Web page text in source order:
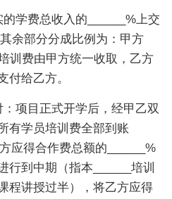
学费总收入的______%上交
余部分分成比例为：甲方
训费由甲方统一收取，乙方
付给乙方。
项目正式开学后，经甲乙双
有学员培训费全部到账
应得合作费总额的______%
行到中期（指本______培训
程讲授过半），将乙方应得